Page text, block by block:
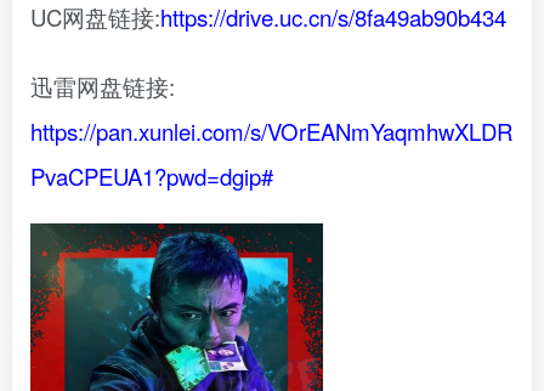
UC网盘链接:https://drive.uc.cn/s/8fa49ab90b434
迅雷网盘链接:
https://pan.xunlei.com/s/VOrEANmYaqmhwXLDR
PvaCPEUA1?pwd=dgip#